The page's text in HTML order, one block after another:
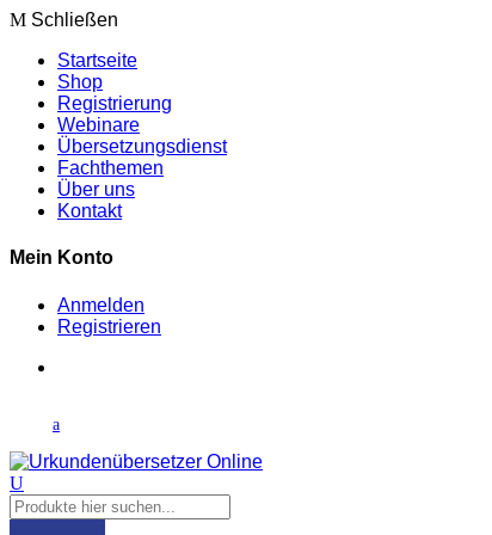
Schließen
Startseite
Shop
Registrierung
Webinare
Übersetzungsdienst
Fachthemen
Über uns
Kontakt
Mein Konto
Anmelden
Registrieren